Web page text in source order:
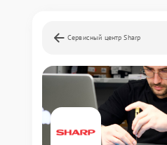
Сервисный центр Sharp